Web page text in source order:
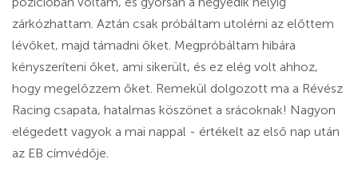
zárkózhattam. Aztán csak próbáltam utolérni az előttem
lévőket, majd támadni őket. Megpróbáltam hibára
kényszeríteni őket, ami sikerült, és ez elég volt ahhoz,
hogy megelőzzem őket. Remekül dolgozott ma a Révész
Racing csapata, hatalmas köszönet a srácoknak! Nagyon
elégedett vagyok a mai nappal - értékelt az első nap után
az EB címvédője.